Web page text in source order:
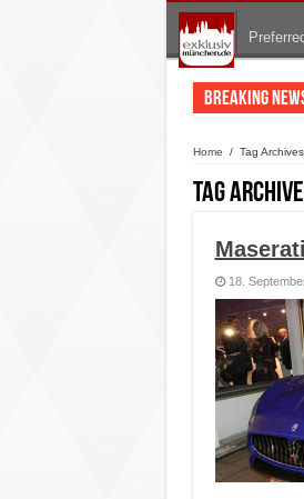
Breaking
Home / Tag
Tag
18.